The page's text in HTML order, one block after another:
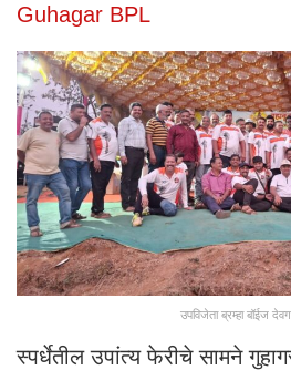
Guhagar BPL
उपविजेता ब्रम्हा बॉईज
स्पर्धेतील उपांत्य फेरीचे सामने